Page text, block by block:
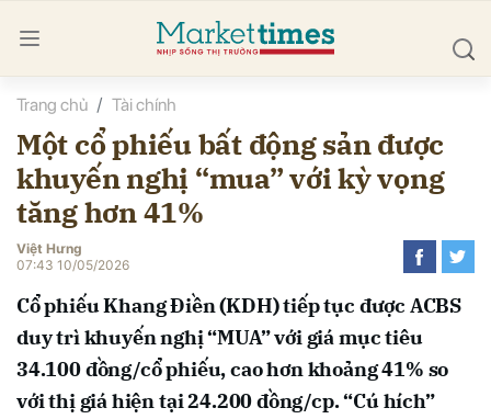
Trang chủ Tài chính
Một cổ phiếu bất động sản được
khuyến nghị “mua” với kỳ vọng
tăng hơn 41%
Việt Hưng
07:43 10/05/2026
Cổ phiếu Khang Điền (KDH) tiếp tục được ACBS
duy trì khuyến nghị “MUA” với giá mục tiêu
34.100 đồng/cổ phiếu, cao hơn khoảng 41% so
với thị giá hiện tại 24.200 đồng/cp. “Cú hích”
luận
Hủy